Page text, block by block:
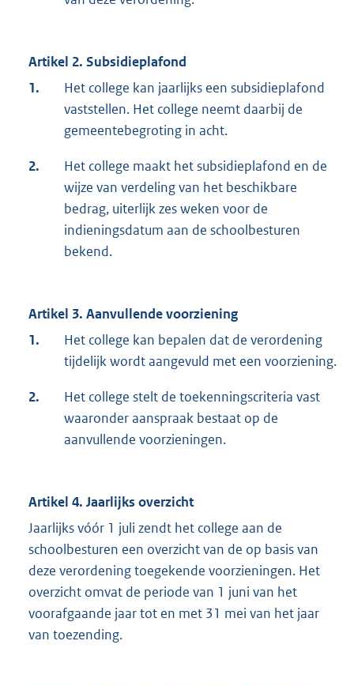
Artikel 2. Subsidieplafond
1.
Het college kan jaarlijks een subsidieplafond
vaststellen. Het college neemt daarbij de
gemeentebegroting in acht.
2.
Het college maakt het subsidieplafond en de
wijze van verdeling van het beschikbare
bedrag, uiterlijk zes weken voor de
indieningsdatum aan de schoolbesturen
bekend.
Artikel 3. Aanvullende voorziening
1.
Het college kan bepalen dat de verordening
tijdelijk wordt aangevuld met een voorziening.
2.
Het college stelt de toekenningscriteria vast
waaronder aanspraak bestaat op de
aanvullende voorzieningen.
Artikel 4. Jaarlijks overzicht
Jaarlijks vóór 1 juli zendt het college aan de
schoolbesturen een overzicht van de op basis van
deze verordening toegekende voorzieningen. Het
overzicht omvat de periode van 1 juni van het
voorafgaande jaar tot en met 31 mei van het jaar
van toezending.